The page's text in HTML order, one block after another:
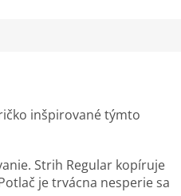
inšpirované týmto
Strih Regular kopíruje
je trvácna nesperie sa